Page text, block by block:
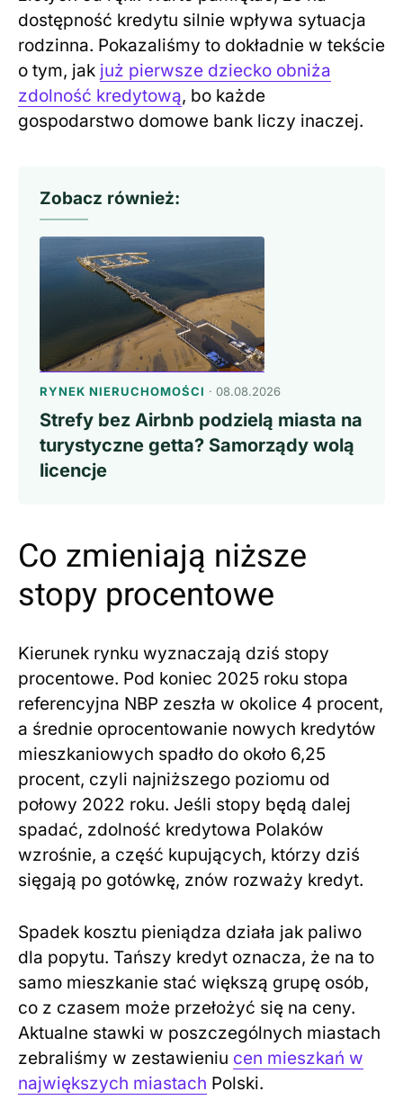
dostępność kredytu silnie wpływa sytuacja
rodzinna. Pokazaliśmy to dokładnie w tekście
o tym, jak już pierwsze dziecko obniża
zdolność kredytową, bo każde
gospodarstwo domowe bank liczy inaczej.
Zobacz również:
RYNEK NIERUCHOMOŚCI · 08.08.2026
Strefy bez Airbnb podzielą miasta na
turystyczne getta? Samorządy wolą
licencje
Co zmieniają niższe
stopy procentowe
Kierunek rynku wyznaczają dziś stopy
procentowe. Pod koniec 2025 roku stopa
referencyjna NBP zeszła w okolice 4 procent,
a średnie oprocentowanie nowych kredytów
mieszkaniowych spadło do około 6,25
procent, czyli najniższego poziomu od
połowy 2022 roku. Jeśli stopy będą dalej
spadać, zdolność kredytowa Polaków
wzrośnie, a część kupujących, którzy dziś
sięgają po gotówkę, znów rozważy kredyt.
Spadek kosztu pieniądza działa jak paliwo
dla popytu. Tańszy kredyt oznacza, że na to
samo mieszkanie stać większą grupę osób,
co z czasem może przełożyć się na ceny.
Aktualne stawki w poszczególnych miastach
zebraliśmy w zestawieniu cen mieszkań w
największych miastach Polski.